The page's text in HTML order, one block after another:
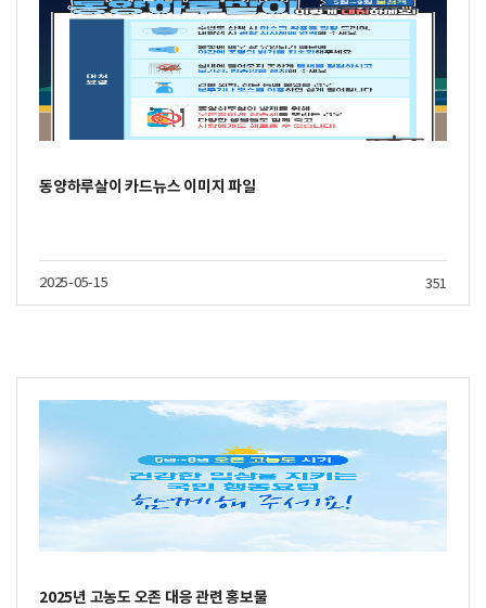
동양하루살이 카드뉴스 이미지 파일
2025-05-15 351
2025년 고농도 오존 대응 관련 홍보물